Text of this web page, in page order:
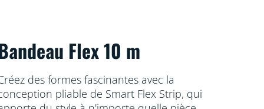
Flex 10 m
des formes fascinantes avec la
pliable de Smart Flex Strip, qui